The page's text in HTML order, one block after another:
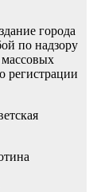
города
по надзору
регистрации